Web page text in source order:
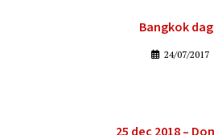
Bangkok
24/07/2017